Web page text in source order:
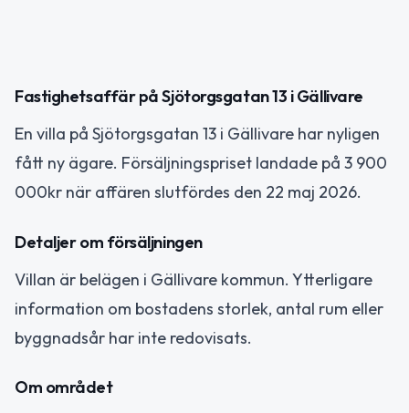
Fastighetsaffär på Sjötorgsgatan 13 i Gällivare
En villa på Sjötorgsgatan 13 i Gällivare har nyligen
fått ny ägare. Försäljningspriset landade på 3 900
000kr när affären slutfördes den 22 maj 2026.
Detaljer om försäljningen
Villan är belägen i Gällivare kommun. Ytterligare
information om bostadens storlek, antal rum eller
byggnadsår har inte redovisats.
Om området